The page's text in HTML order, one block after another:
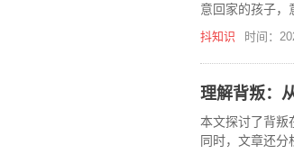
意回家的孩子，
养孩子的独立性。
抖知识 时间：
理解背叛：
本文探讨了背叛
同时，文章还分